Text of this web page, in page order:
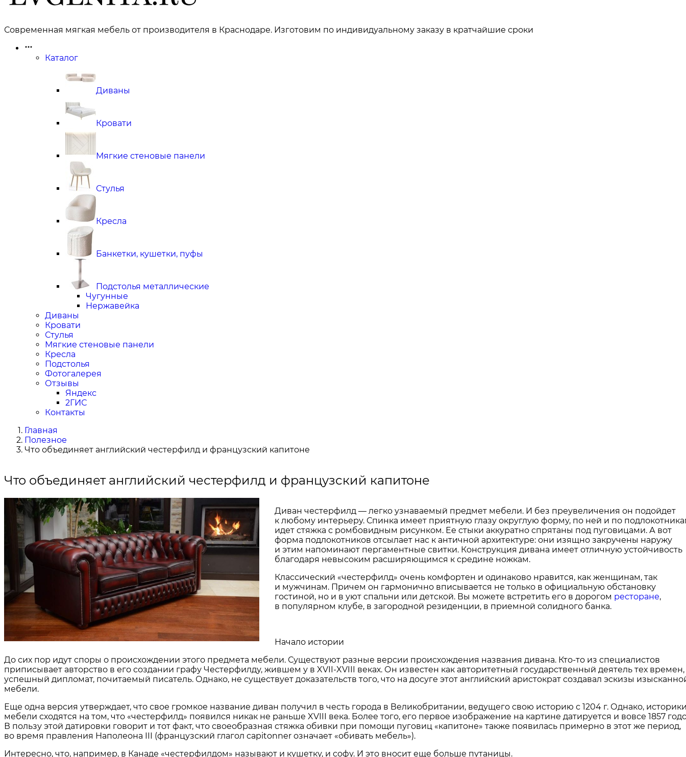
Современная мягкая мебель от производителя в Краснодаре. Изготовим по индивидуальному заказу в кратчайшие сроки
Каталог
Диваны
Кровати
Мягкие стеновые панели
Стулья
Кресла
Банкетки, кушетки, пуфы
Подстолья металлические
Чугунные
Нержавейка
Диваны
Кровати
Стулья
Мягкие стеновые панели
Кресла
Подстолья
Фотогалерея
Отзывы
Яндекс
2ГИС
Контакты
Главная
Полезное
Что объединяет английский честерфилд и французский капитоне
Что объединяет английский честерфилд и французский капитоне
Диван честерфилд — легко узнаваемый предмет мебели. И без преувеличения он подойдет
к любому интерьеру. Спинка имеет приятную глазу округлую форму, по ней и по
идет стяжка с ромбовидным рисунком. Ее стыки аккуратно спрятаны под пуговицами. А вот
форма подлокотников отсылает нас к античной архитектуре: они изящно закручены наружу
и этим напоминают пергаментные свитки. Конструкция дивана имеет отличную устойчивость
благодаря невысоким расширяющимся к средине ножкам.
Классический «честерфилд» очень комфортен и одинаково нравится, как женщинам, так
и мужчинам. Причем он гармонично вписывается не только в официальную обстановку
гостиной, но и в уют спальни или детской. Вы можете встретить его в дорогом ресторане,
в популярном клубе, в загородной резиденции, в приемной солидного банка.
Начало истории
До сих пор идут споры о происхождении этого предмета мебели. Существуют разные версии происхождения названия дивана. Кто-то из специалистов
приписывает авторство в его создании графу Честерфилду, жившем у в XVII-XVIII веках. Он известен как авторитетный государственный деятель тех времен,
успешный дипломат, почитаемый писатель. Однако, не существует доказательств того, что на досуге этот английский аристократ создавал эскизы
мебели.
Еще одна версия утверждает, что свое громкое название диван получил в честь города в Великобритании, ведущего свою историю с 1204 г. Однако,
мебели сходятся на том, что «честерфилд» появился никак не раньше XVIII века. Более того, его первое изображение на картине датируется и вовсе 1857
В пользу этой датировки говорит и тот факт, что своеобразная стяжка обивки при помощи пуговиц «капитоне» также появилась примерно в этот же период,
во время правления Наполеона III (французский глагол capitonner означает «обивать мебель»).
Интересно, что, например, в Канаде «честерфилдом» называют и кушетку, и софу. И это вносит еще больше путаницы.